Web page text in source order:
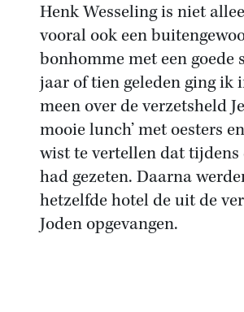
Henk Wesseling is niet
vooral ook een
bonhomme met een goede
jaar of tien geleden ging ik
meen over de verzetsheld
mooie lunch’ met oesters
wist te vertellen dat
had gezeten. Daarna
hetzelfde hotel de uit de
Joden opgevangen.